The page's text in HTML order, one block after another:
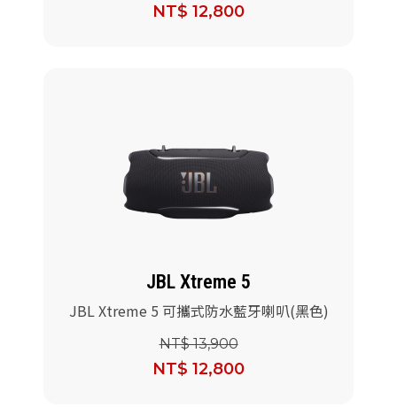
NT$ 12,800
JBL Xtreme 5
JBL Xtreme 5 可攜式防水藍牙喇叭(黑色)
NT$ 13,900
NT$ 12,800